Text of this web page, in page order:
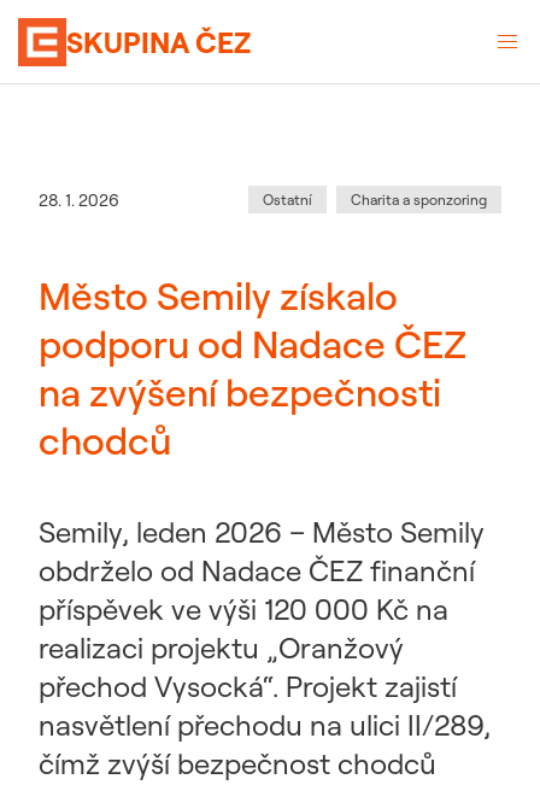
SKUPINA ČEZ
Datum zveřejnění
28. 1. 2026 Kategorie
Ostatní Charita a sponzoring
Město Semily získalo
podporu od Nadace ČEZ
na zvýšení bezpečnosti
chodců
Semily, leden 2026 – Město Semily
obdrželo od Nadace ČEZ finanční
příspěvek ve výši 120 000 Kč na
realizaci projektu „Oranžový
přechod Vysocká“. Projekt zajistí
nasvětlení přechodu na ulici II/289,
čímž zvýší bezpečnost chodců